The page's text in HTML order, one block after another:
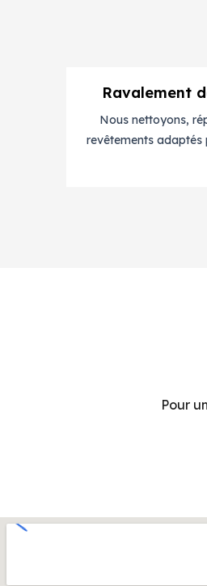
Ravalement
Nous nettoyons,
revêtements adaptés
Pour